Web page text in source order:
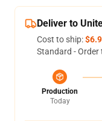
Deliver to
Cost to ship:
Standard -
Production
Today